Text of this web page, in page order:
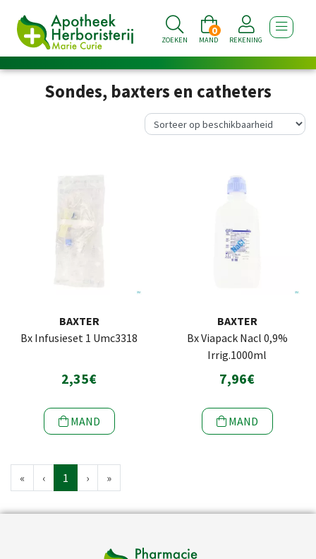
ZOEKEN MAND
0
REKENING TOON
Sondes, baxters en catheters
BAXTER
Bx Infusieset 1 Umc3318
2,35€
MAND
BAXTER
Bx Viapack Nacl 0,9%
Irrig.1000ml
7,96€
MAND
« ‹ 1 › »